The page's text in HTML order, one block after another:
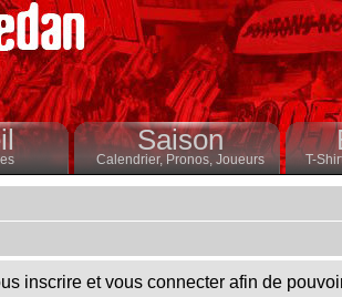
Saison
Calendrier,Pronos, Joueurs T-
inscrire et vous connecter afin de